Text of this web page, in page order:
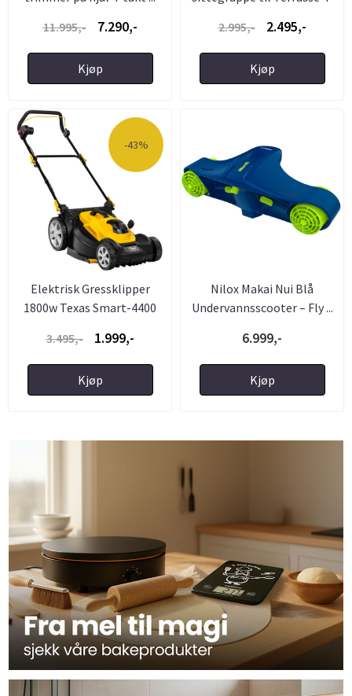
11.995,-
7.290,-
Kjøp
2.995,- 2.495,-
Kjøp
-43%
Elektrisk Gressklipper
1800w Texas Smart-4400
3.495,-
1.999,-
Kjøp
Nilox Makai Nui Blå
Undervannsscooter – Fly ...
6.999,-
Kjøp